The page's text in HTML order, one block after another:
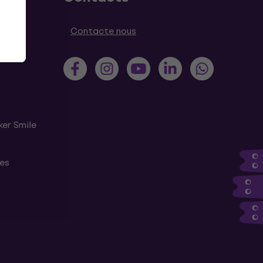
Smile
Contacte nous